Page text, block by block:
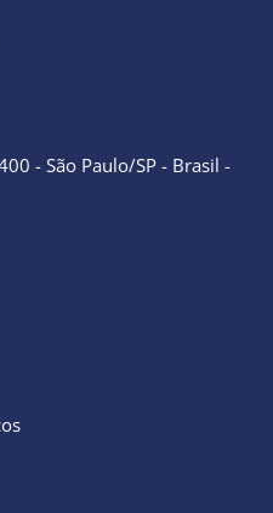
- São Paulo/SP - Brasil -